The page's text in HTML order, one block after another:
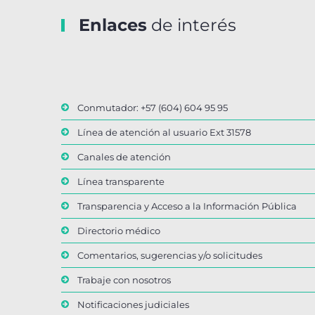
Enlaces de interés
Conmutador: +57 (604) 604 95 95
Línea de atención al usuario Ext 31578
Canales de atención
Línea transparente
Transparencia y Acceso a la Información Pública
Directorio médico
Comentarios, sugerencias y/o solicitudes
Trabaje con nosotros
Notificaciones judiciales